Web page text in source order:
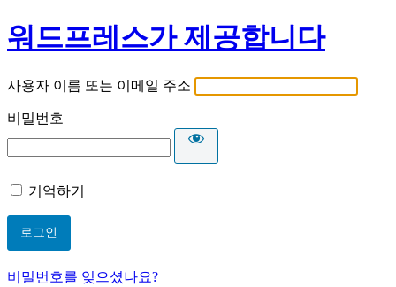
워드프레스가 제공합니다
사용자 이름 또는 이메일 주소
비밀번호
기억하기
비밀번호를 잊으셨나요?